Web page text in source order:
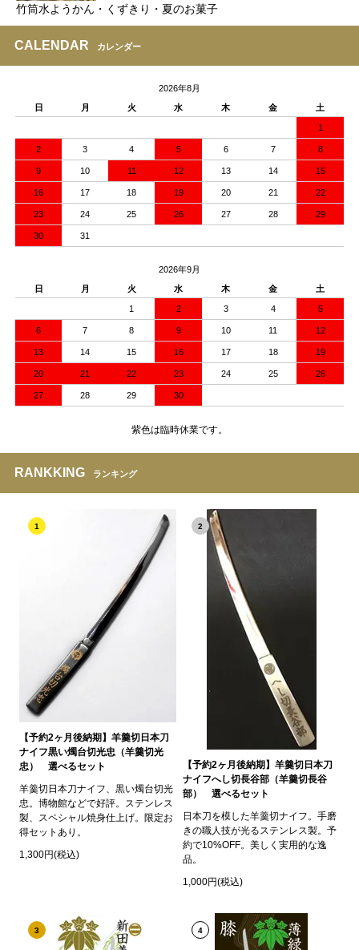
竹筒水ようかん・くずきり・夏のお菓子
CALENDAR カレンダー
2026年8月
日
月 火 水 木 金 土
1
2 3 4 5 6 7 8
9 10 11 12 13 14 15
16 17 18 19 20 21 22
23 24 25 26 27 28 29
30 31
2026年9月
日
月 火 水 木 金 土
1 2 3 4 5
6 7 8 9 10 11 12
13 14 15 16 17 18 19
20 21 22 23 24 25 26
27 28 29 30
紫色は臨時休業です。
RANKKING ランキング
1
【予約2ヶ月後納期】羊羹切日本刀
ナイフ黒い燭台切光忠（羊羹切光
忠） 選べるセット
羊羹切日本刀ナイフ、黒い燭台切光
忠。博物館などで好評。ステンレス
製、スペシャル焼身仕上げ。限定お
得セットあり。
1,300円(税込)
2
【予約2ヶ月後納期】羊羹切日本刀
ナイフへし切長谷部（羊羹切長谷
部） 選べるセット
日本刀を模した羊羹切ナイフ。手磨
きの職人技が光るステンレス製。予
約で10%OFF。美しく実用的な逸
品。
1,000円(税込)
3 4